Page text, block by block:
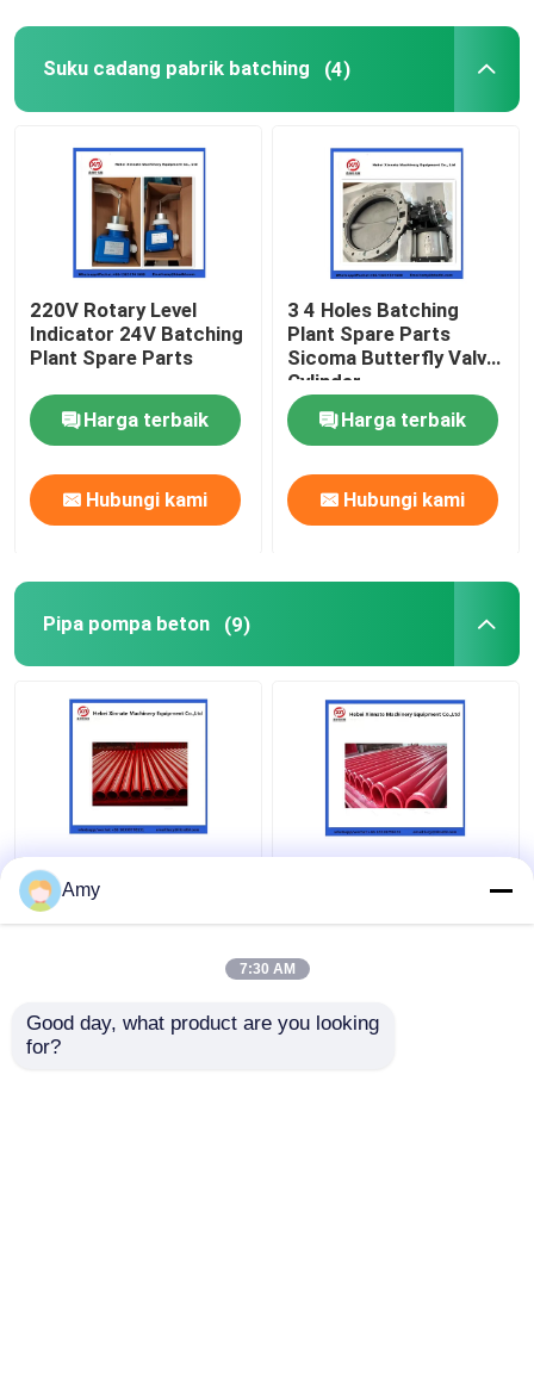
Aksesoris Pompa Beton
Truk Pompa Beton Bekas
Suku cadang pabrik batching (4)
220V Rotary Level
Indicator 24V Batching
Plant Spare Parts
Harga terbaik
Hubungi kami
3 4 Holes Batching
Plant Spare Parts
Sicoma Butterfly Valve
Cylinder
Electropneumatic
Actuator Cylinder
Harga terbaik
Hubungi kami
Pipa pompa beton (9)
Amy
7:30 AM
Good day, what product are you looking
for?